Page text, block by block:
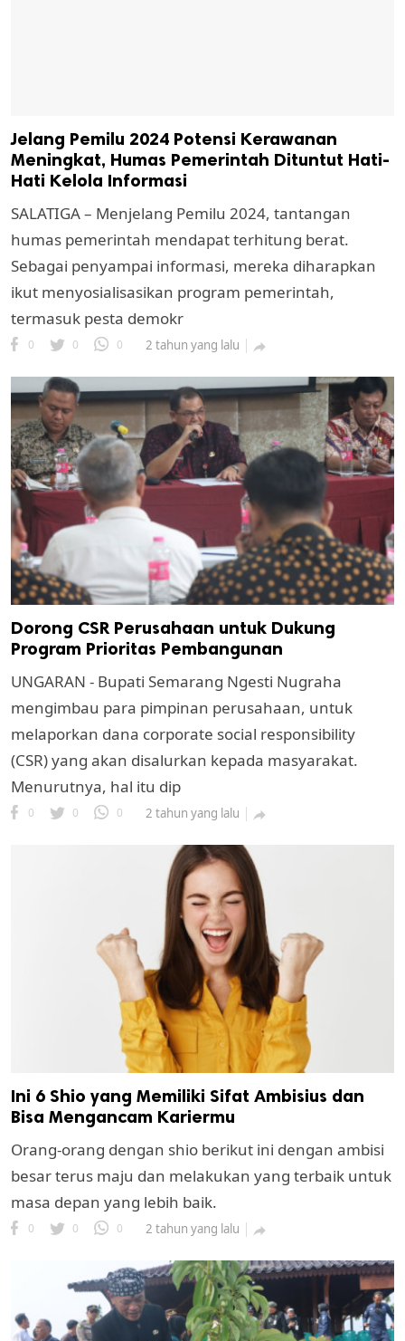
Jelang Pemilu 2024 Potensi Kerawanan
Meningkat, Humas Pemerintah Dituntut Hati-
Hati Kelola Informasi
SALATIGA – Menjelang Pemilu 2024, tantangan
humas pemerintah mendapat terhitung berat.
Sebagai penyampai informasi, mereka diharapkan
ikut menyosialisasikan program pemerintah,
termasuk pesta demokr
0 0 0 2 tahun yang lalu 
Dorong CSR Perusahaan untuk Dukung
Program Prioritas Pembangunan
UNGARAN - Bupati Semarang Ngesti Nugraha
mengimbau para pimpinan perusahaan, untuk
melaporkan dana corporate social responsibility
(CSR) yang akan disalurkan kepada masyarakat.
Menurutnya, hal itu dip
0 0 0 2 tahun yang lalu 
Ini 6 Shio yang Memiliki Sifat Ambisius dan
Bisa Mengancam Kariermu
Orang-orang dengan shio berikut ini dengan ambisi
besar terus maju dan melakukan yang terbaik untuk
masa depan yang lebih baik.
0 0 0 2 tahun yang lalu 